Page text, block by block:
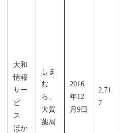
大和
情報
サー
ビ
ス
ほか
しま
む
ら、
大賀
薬局
2016
年12
月9日
2,71
7